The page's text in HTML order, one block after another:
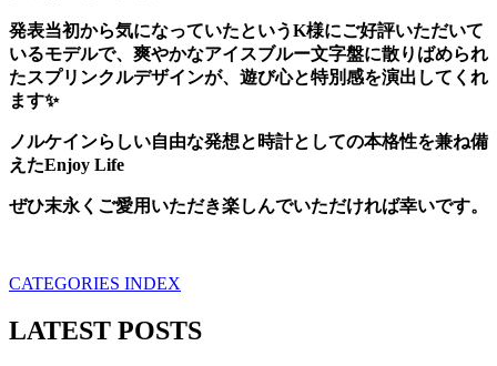
発表当初から気になっていたというK様にご好評いただいて
いるモデルで、爽やかなアイスブルー文字盤に散りばめられ
たスプリンクルデザインが、遊び心と特別感を演出してくれ
ます✨
ノルケインらしい自由な発想と時計としての本格性を兼ね備
えたEnjoy Life
ぜひ末永くご愛用いただき楽しんでいただければ幸いです。
CATEGORIES INDEX
LATEST POSTS